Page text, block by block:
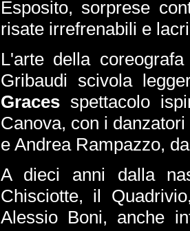
Esposito, sorprese
risate irrefrenabili e
L'arte della
Gribaudi scivola
Gracesspettacolo
Canova, con i
e Andrea Rampazzo,
A dieci anni dalla
Chisciotte, il
Alessio Boni, anche